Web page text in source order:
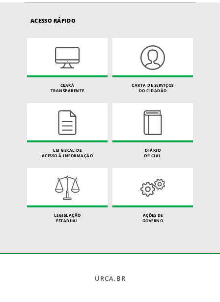
ACESSO RÁPIDO
CEARÁ
TRANSPARENTE
CARTA DE SERVIÇOS
DO CIDADÃO
LEI GERAL DE
ACESSO À INFORMAÇÃO
DIÁRIO
OFICIAL
LEGISLAÇÃO
ESTADUAL
AÇÕES DE
GOVERNO
URCA.BR